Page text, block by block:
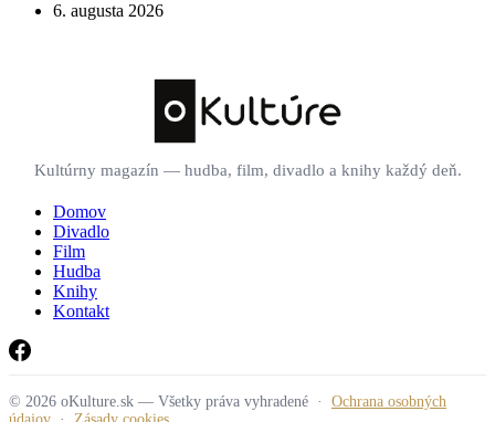
6. augusta 2026
Kultúrny magazín — hudba, film, divadlo a knihy každý deň.
Domov
Divadlo
Film
Hudba
Knihy
Kontakt
© 2026 oKulture.sk — Všetky práva vyhradené · Ochrana osobných